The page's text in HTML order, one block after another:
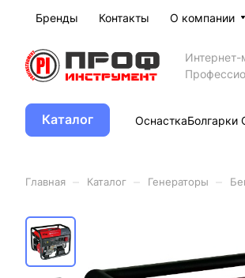
Бренды Контакты О компании
Интернет-
Каталог ОснасткаБолгарки
Главная Каталог Генераторы